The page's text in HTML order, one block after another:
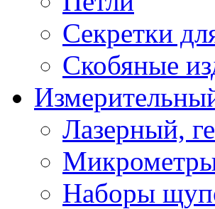
Секретки
Скобяные
Лазерный,
Наборы